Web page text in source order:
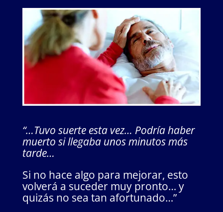
“…Tuvo suerte esta vez… Podría haber
muerto si llegaba unos minutos más
tarde…
Si no hace algo para mejorar, esto
volverá a suceder muy pronto… y
quizás no sea tan afortunado…”